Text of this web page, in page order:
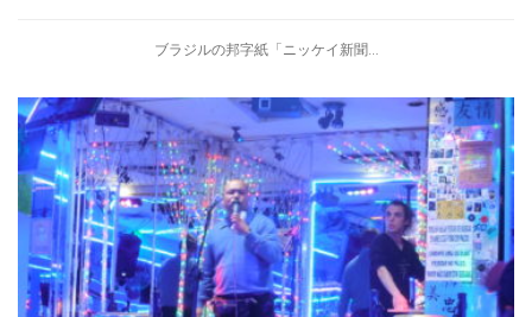
ブラジルの邦字紙「ニッケイ新聞...